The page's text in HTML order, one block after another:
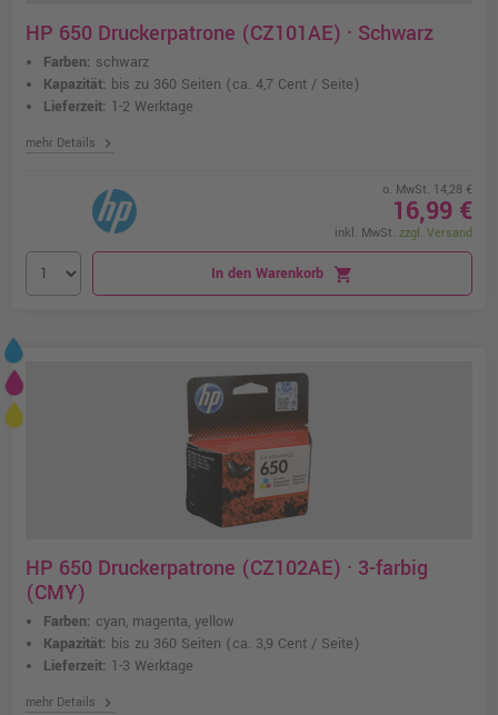
HP 650 Druckerpatrone (CZ101AE) · Schwarz
Farben: schwarz
Kapazität: bis zu 360 Seiten (ca. 4,7 Cent / Seite)
Lieferzeit: 1-2 Werktage
mehr Details chevron_right
o. MwSt. 14,28 €
16,99 €
inkl. MwSt. zzgl. Versand
In den Warenkorb shopping_cart
HP 650 Druckerpatrone (CZ102AE) · 3-farbig
(CMY)
Farben: cyan, magenta, yellow
Kapazität: bis zu 360 Seiten (ca. 3,9 Cent / Seite)
Lieferzeit: 1-3 Werktage
mehr Details chevron_right